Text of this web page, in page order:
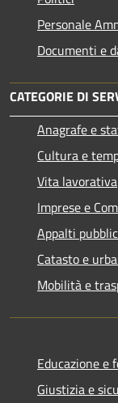
Personale
Documenti e
CATEGORIE DI
Anagrafe e
Cultura e
Vita lavorativa
Imprese e
Appalti
Catasto e
Mobilità e
Educazione e
Giustizia e